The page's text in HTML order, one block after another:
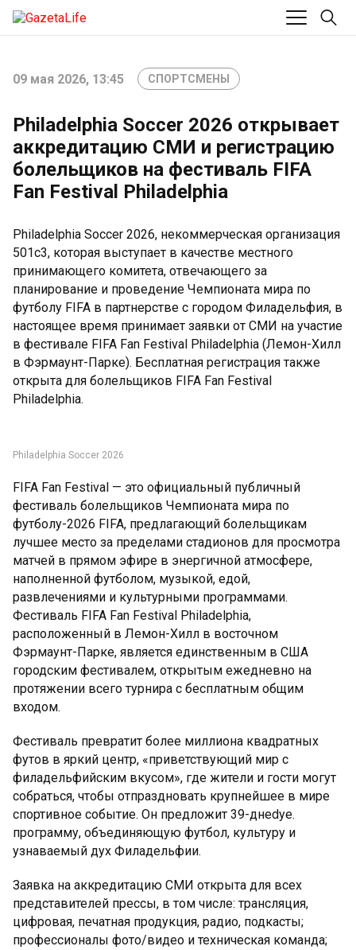
09 мая 2026, 13:45 СПОРТСМЕНЫ
Philadelphia Soccer 2026 открывает
аккредитацию СМИ и регистрацию
болельщиков на фестиваль FIFA
Fan Festival Philadelphia
Philadelphia Soccer 2026, некоммерческая организация
501c3, которая выступает в качестве местного
принимающего комитета, отвечающего за
планирование и проведение Чемпионата мира по
футболу FIFA в партнерстве с городом Филадельфия, в
настоящее время принимает заявки от СМИ на участие
в фестивале FIFA Fan Festival Philadelphia (Лемон-Хилл
в Фэрмаунт-Парке). Бесплатная регистрация также
открыта для болельщиков FIFA Fan Festival
Philadelphia.
Philadelphia Soccer 2026
FIFA Fan Festival — это официальный публичный
фестиваль болельщиков Чемпионата мира по
футболу-2026 FIFA, предлагающий болельщикам
лучшее место за пределами стадионов для просмотра
матчей в прямом эфире в энергичной атмосфере,
наполненной футболом, музыкой, едой,
развлечениями и культурными программами.
Фестиваль FIFA Fan Festival Philadelphia,
расположенный в Лемон-Хилл в восточном
Фэрмаунт-Парке, является единственным в США
городским фестивалем, открытым ежедневно на
протяжении всего турнира с бесплатным общим
входом.
Фестиваль превратит более миллиона квадратных
футов в яркий центр, «приветствующий мир с
филадельфийским вкусом», где жители и гости могут
собраться, чтобы отпраздновать крупнейшее в мире
спортивное событие. Он предложит 39-днеdye.
программу, объединяющую футбол, культуру и
узнаваемый дух Филадельфии.
Заявка на аккредитацию СМИ открыта для всех
представителей прессы, в том числе: трансляция,
цифровая, печатная продукция, радио, подкасты;
профессионалы фото/видео и техническая команда;